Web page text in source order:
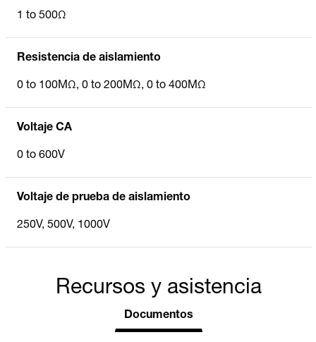
1 to 500Ω
Resistencia de aislamiento
0 to 100MΩ, 0 to 200MΩ, 0 to 400MΩ
Voltaje CA
0 to 600V
Voltaje de prueba de aislamiento
250V, 500V, 1000V
Recursos y asistencia
Documentos